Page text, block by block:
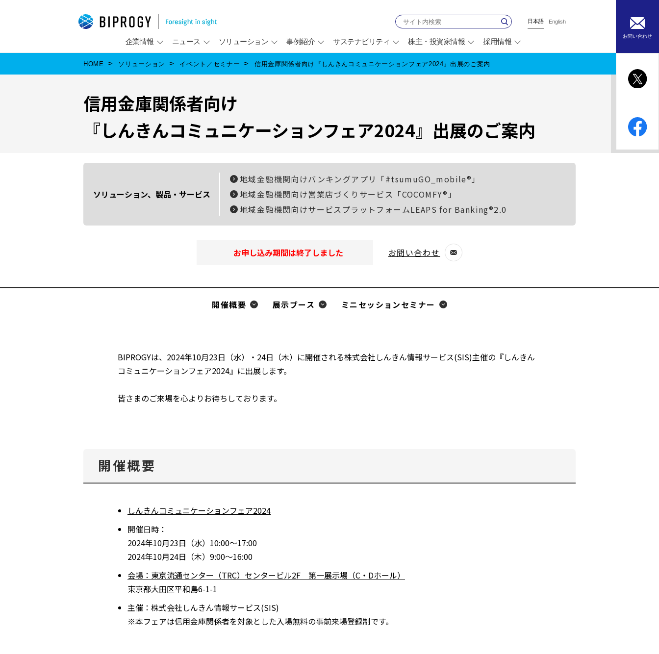
日本語 English
企業情報 ニュース ソリューション 事例紹介 サステナビリティ 株主・投資家情報 採用情報
お問い合わせ
HOME ソリューション イベント／セミナー 信用金庫関係者向け『しんきんコミュニケーションフェア2024』出展のご案内
信用金庫関係者向け
『しんきんコミュニケーションフェア2024』出展のご案内
ソリューション、製品・サービス
地域金融機関向けバンキングアプリ「#tsumuGO_mobile®」
地域金融機関向け営業店づくりサービス「COCOMFY®」
地域金融機関向けサービスプラットフォームLEAPS for Banking®2.0
お申し込み期間は終了しました お問い合わせ
別
ィ
ン
開
開催概要 展示ブース ミニセッションセミナー
BIPROGYは、2024年10月23日（水）・24日（木）に開催される株式会社しんきん情報サービス(SIS)主催の『しんきん
コミュニケーションフェア2024』に出展します。
皆さまのご来場を心よりお待ちしております。
開催概要
しんきんコミュニケーションフェア2024
ド
で
開
開催日時：
2024年10月23日（水）10:00～17:00
2024年10月24日（木）9:00～16:00
会場：東京流通センター（TRC）センタービル2F 第一展示場（C・Dホール）
東京都大田区平和島6-1-1
主催：株式会社しんきん情報サービス(SIS)
※本フェアは信用金庫関係者を対象とした入場無料の事前来場登録制です。